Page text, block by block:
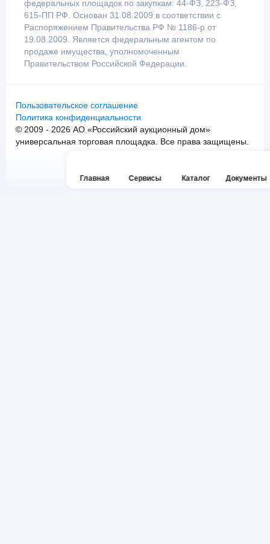
Главная Сервисы Каталог Документы
федеральных площадок по закупкам: 44-ФЗ, 223-ФЗ,
615-ПП РФ. Основан 31.08.2009 в соответствии с
Распоряжением Правительства РФ № 1186-р от
19.08.2009. Является федеральным агентом по
продаже имущества, уполномоченным
Правительством Российской Федерации.
Пользовательское соглашение
Политика конфиденциальности
© 2009 - 2026 АО «Российский аукционный дом»
универсальная торговая площадка. Все права защищены.